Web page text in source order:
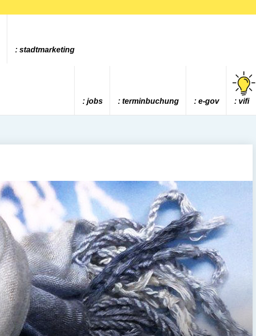
stadtmarketing
jobs terminbuchung e-gov vifi